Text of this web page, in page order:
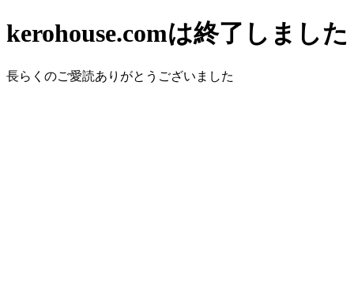
kerohouse.comは終了しました
長らくのご愛読ありがとうございました